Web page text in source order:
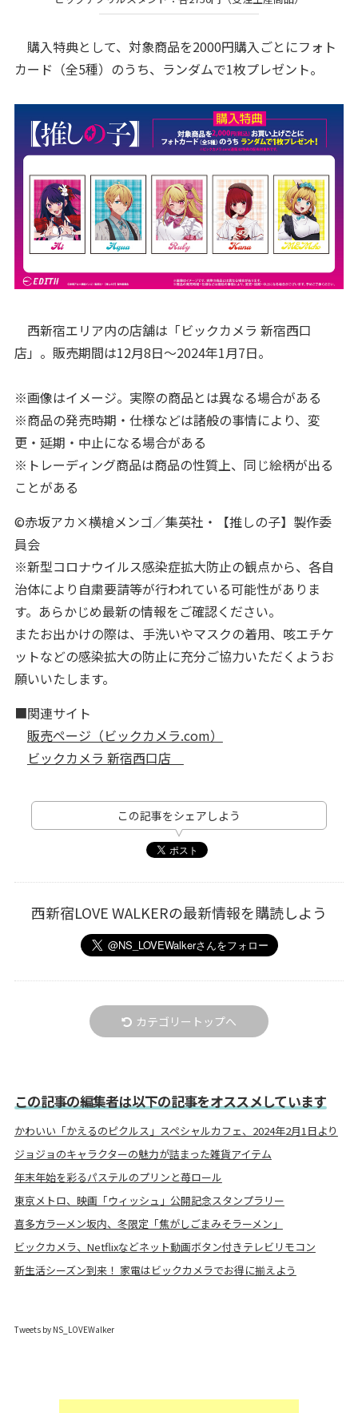
購入特典として、対象商品を2000円購入ごとにフォト
カード（全5種）のうち、ランダムで1枚プレゼント。
西新宿エリア内の店舗は「ビックカメラ 新宿西口
店」。販売期間は12月8日～2024年1月7日。
※画像はイメージ。実際の商品とは異なる場合がある
※商品の発売時期・仕様などは諸般の事情により、変
更・延期・中止になる場合がある
※トレーディング商品は商品の性質上、同じ絵柄が出る
ことがある
©赤坂アカ×横槍メンゴ／集英社・【推しの子】製作委
員会
※新型コロナウイルス感染症拡大防止の観点から、各自
治体により自粛要請等が行われている可能性がありま
す。あらかじめ最新の情報をご確認ください。
またお出かけの際は、手洗いやマスクの着用、咳エチケ
ットなどの感染拡大の防止に充分ご協力いただくようお
願いいたします。
■関連サイト
販売ページ（ビックカメラ.com）
ビックカメラ 新宿西口店
この記事をシェアしよう
西新宿LOVE WALKERの最新情報を購読しよう
カテゴリートップへ
この記事の編集者は以下の記事をオススメしています
かわいい「かえるのピクルス」スペシャルカフェ、2024年2月1日より
ジョジョのキャラクターの魅力が詰まった雑貨アイテム
年末年始を彩るパステルのプリンと苺ロール
東京メトロ、映画「ウィッシュ」公開記念スタンプラリー
喜多方ラーメン坂内、冬限定「焦がしごまみそラーメン」
ビックカメラ、Netflixなどネット動画ボタン付きテレビリモコン
新生活シーズン到来！ 家電はビックカメラでお得に揃えよう
Tweets by NS_LOVEWalker